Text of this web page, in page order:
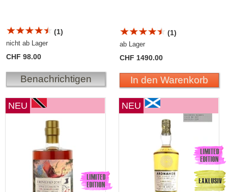
(1)
nicht ab Lager
CHF 98.00
Benachrichtigen
(1)
ab Lager
CHF 1490.00
In den Warenkorb
NEU NEU